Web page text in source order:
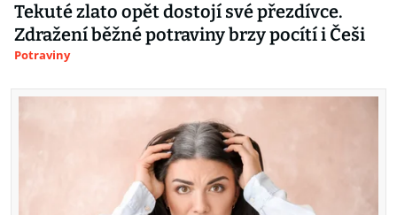
Tekuté zlato opět dostojí své přezdívce.
Zdražení běžné potraviny brzy pocítí i Češi
Potraviny